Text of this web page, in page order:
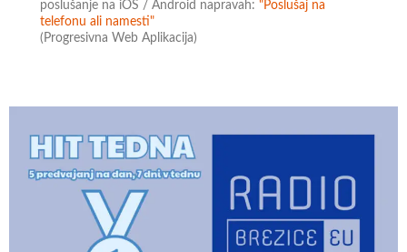
poslušanje na iOS / Android napravah:"Poslušaj na
telefonu ali namesti"
(Progresivna Web Aplikacija)